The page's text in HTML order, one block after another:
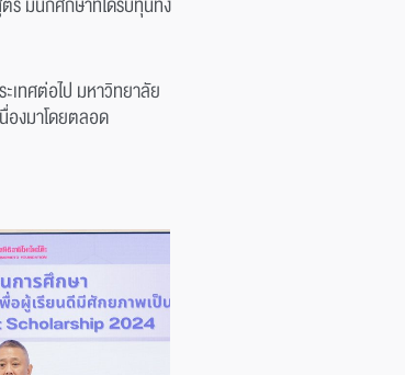
เทศต่อไป มหาวิทยาลัย
องมาโดยตลอด